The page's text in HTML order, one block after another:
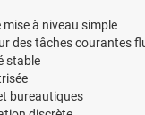
à niveau simple
des tâches courantes
stable
bureautiques